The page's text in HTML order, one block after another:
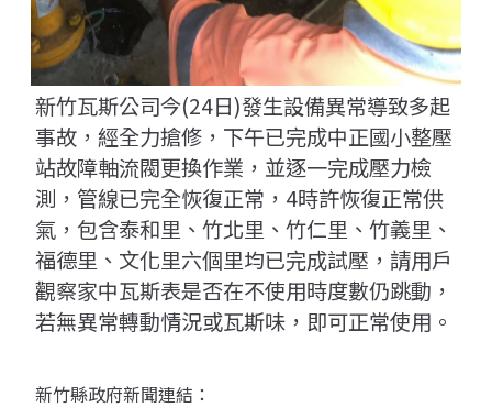
新竹瓦斯公司今(24日)發生設備異常導致多起
事故，經全力搶修，下午已完成中正國小整壓
站故障軸流閥更換作業，並逐一完成壓力檢
測，管線已完全恢復正常，4時許恢復正常供
氣，包含泰和里、竹北里、竹仁里、竹義里、
福德里、文化里六個里均已完成試壓，請用戶
觀察家中瓦斯表是否在不使用時度數仍跳動，
若無異常轉動情況或瓦斯味，即可正常使用。
新竹縣政府新聞連結：